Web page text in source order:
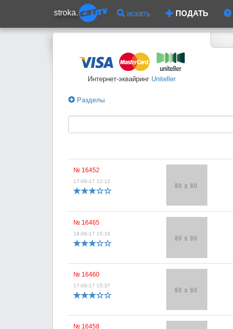
stroka. искать ПОДАТЬ
Интернет-эквайринг Uniteller
Разделы
№ 16452
17-08-17 12:12
№ 16465
18-08-17 15:16
№ 16460
17-08-17 15:37
№ 16458